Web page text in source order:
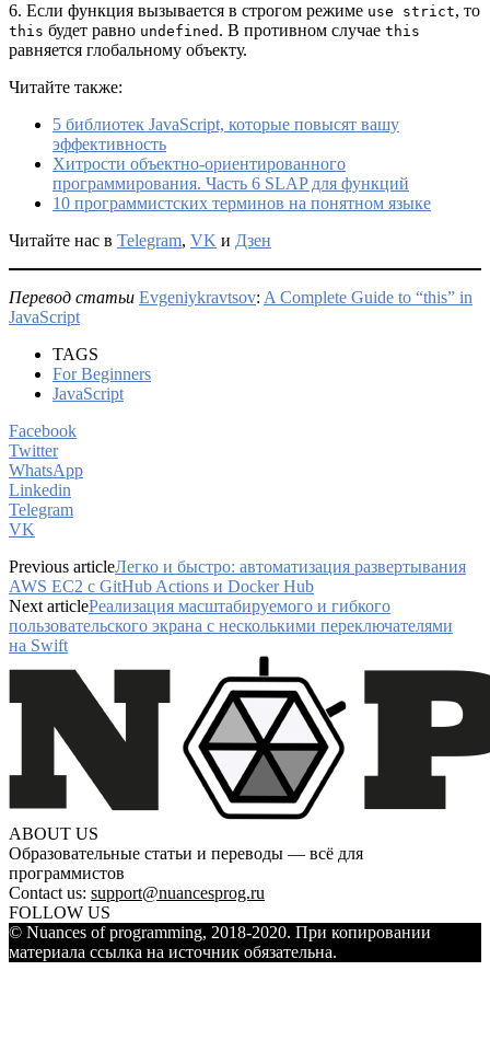
6. Если функция вызывается в строгом режиме use strict, то
this будет равно undefined . В противном случае this
равняется глобальному объекту.
Читайте также:
5 библиотек JavaScript, которые повысят вашу
эффективность
Хитрости объектно-ориентированного
программирования. Часть 6 SLAP для функций
10 программистских терминов на понятном языке
Читайте нас в Telegram, VK и Дзен
Перевод статьи Evgeniykravtsov: A Complete Guide to “this” in
JavaScript
TAGS
For Beginners
JavaScript
Facebook
Twitter
WhatsApp
Linkedin
Telegram
VK
Previous articleЛегко и быстро: автоматизация развертывания
AWS EC2 с GitHub Actions и Docker Hub
Next articleРеализация масштабируемого и гибкого
пользовательского экрана с несколькими переключателями
на Swift
ABOUT US
Образовательные статьи и переводы — всё для
программистов
Contact us: support@nuancesprog.ru
FOLLOW US
© Nuances of programming, 2018-2020. При копировании
материала ссылка на источник обязательна.